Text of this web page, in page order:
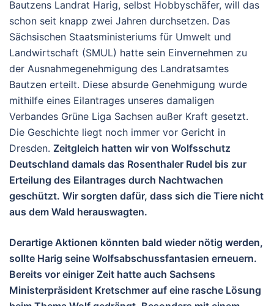
Bautzens Landrat Harig, selbst Hobbyschäfer, will das
schon seit knapp zwei Jahren durchsetzen. Das
Sächsischen Staatsministeriums für Umwelt und
Landwirtschaft (SMUL) hatte sein Einvernehmen zu
der Ausnahmegenehmigung des Landratsamtes
Bautzen erteilt. Diese absurde Genehmigung wurde
mithilfe eines Eilantrages unseres damaligen
Verbandes Grüne Liga Sachsen außer Kraft gesetzt.
Die Geschichte liegt noch immer vor Gericht in
Dresden. Zeitgleich hatten wir von Wolfsschutz
Deutschland damals das Rosenthaler Rudel bis zur
Erteilung des Eilantrages durch Nachtwachen
geschützt. Wir sorgten dafür, dass sich die Tiere nicht
aus dem Wald herauswagten.
Derartige Aktionen könnten bald wieder nötig werden,
sollte Harig seine Wolfsabschussfantasien erneuern.
Bereits vor einiger Zeit hatte auch Sachsens
Ministerpräsident Kretschmer auf eine rasche Lösung